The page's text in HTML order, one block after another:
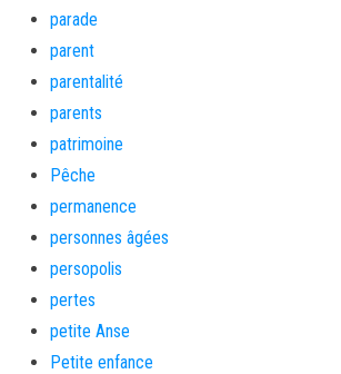
parade
parent
parentalité
parents
patrimoine
Pêche
permanence
personnes âgées
persopolis
pertes
petite Anse
Petite enfance